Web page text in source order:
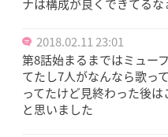
ナは構成が良くできてる
2018.02.11 23:01
第8話始まるまではミュー
てたし7人がなんなら歌っ
ってたけど見終わった後
と思いました